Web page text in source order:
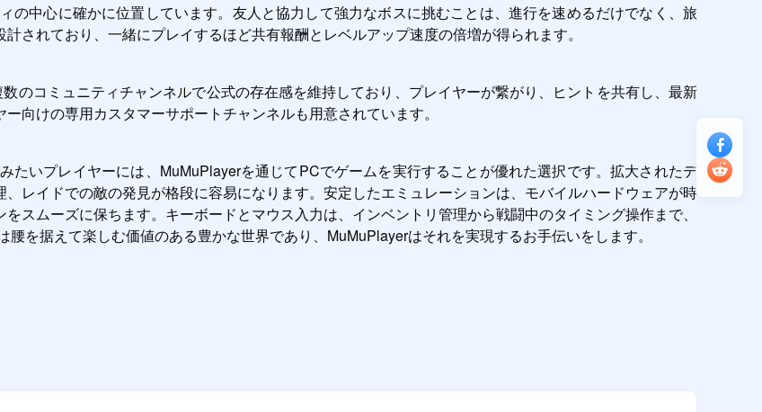
の中心に確かに位置しています。友人と協力して強力なボスに挑むことは、進行を速めるだけでなく、旅
されており、一緒にプレイするほど共有報酬とレベルアップ速度の倍増が得られます。
のコミュニティチャンネルで公式の存在感を維持しており、プレイヤーが繋がり、ヒントを共有し、最新
向けの専用カスタマーサポートチャンネルも用意されています。
たいプレイヤーには、MuMuPlayerを通じてPCでゲームを実行することが優れた選択です。拡大されたデ
レイドでの敵の発見が格段に容易になります。安定したエミュレーションは、モバイルハードウェアが時
スムーズに保ちます。キーボードとマウス入力は、インベントリ管理から戦闘中のタイミング操作まで、
を据えて楽しむ価値のある豊かな世界であり、MuMuPlayerはそれを実現するお手伝いをします。